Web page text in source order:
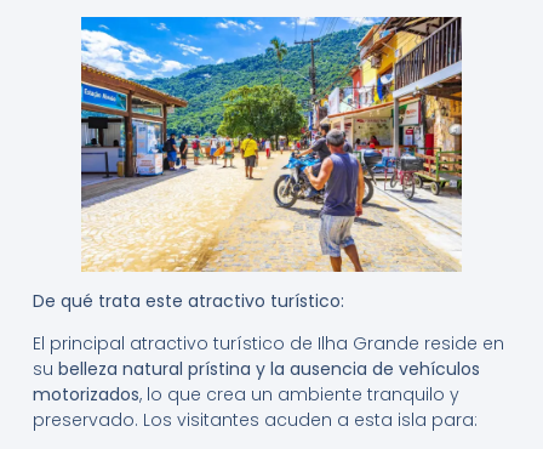
De qué trata este atractivo turístico:
El principal atractivo turístico de Ilha Grande reside en
su belleza natural prístina y la ausencia de vehículos
motorizados, lo que crea un ambiente tranquilo y
preservado. Los visitantes acuden a esta isla para: